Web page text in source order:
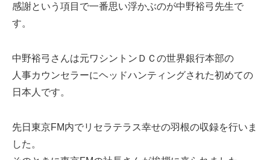
感謝という項目で一番思い浮かぶのが中野裕弓先生で
す。
中野裕弓さんは元ワシントンＤＣの世界銀行本部の
人事カウンセラーにヘッドハンティングされた初めての
日本人です。
先日東京FM内でリセラテラス幸せの羽根の収録を行いま
した。